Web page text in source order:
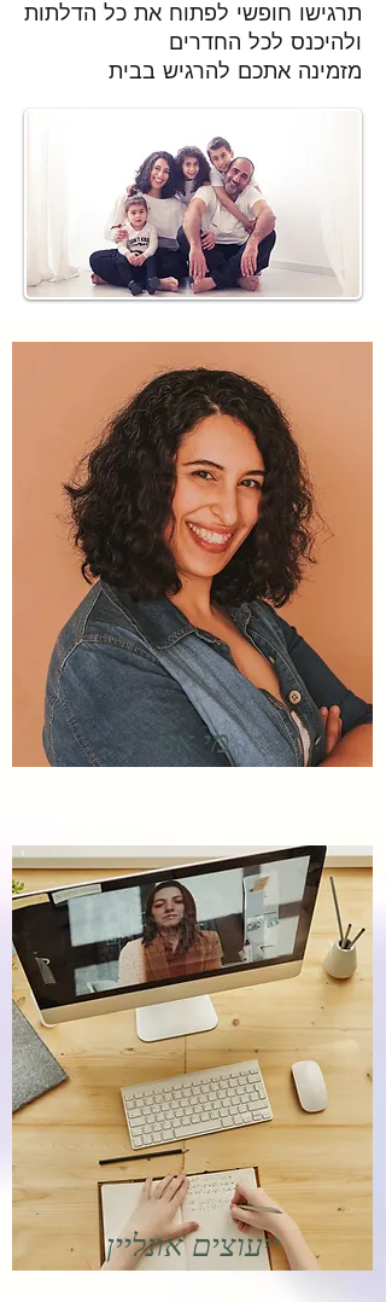
תרגישו חופשי לפתוח את כל הדלתות
ולהיכנס לכל החדרים
מזמינה אתכם להרגיש בבית
מי אני
ייעוצים אונליין